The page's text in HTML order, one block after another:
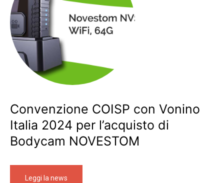
Convenzione COISP con Vonino
Italia 2024 per l’acquisto di
Bodycam NOVESTOM
Leggi la news